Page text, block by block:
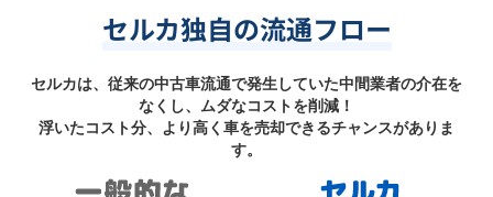
セルカ独自の流通フロー
セルカは、従来の中古車流通で発生していた中間業者の介在を
なくし、ムダなコストを削減！
浮いたコスト分、より高く車を売却できるチャンスがありま
す。